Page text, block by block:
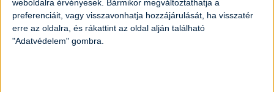
weboldalra érvényesek. Bármikor megváltoztathatja a
preferenciáit, vagy visszavonhatja hozzájárulását, ha visszatér
erre az oldalra, és rákattint az oldal alján található
"Adatvédelem" gombra.